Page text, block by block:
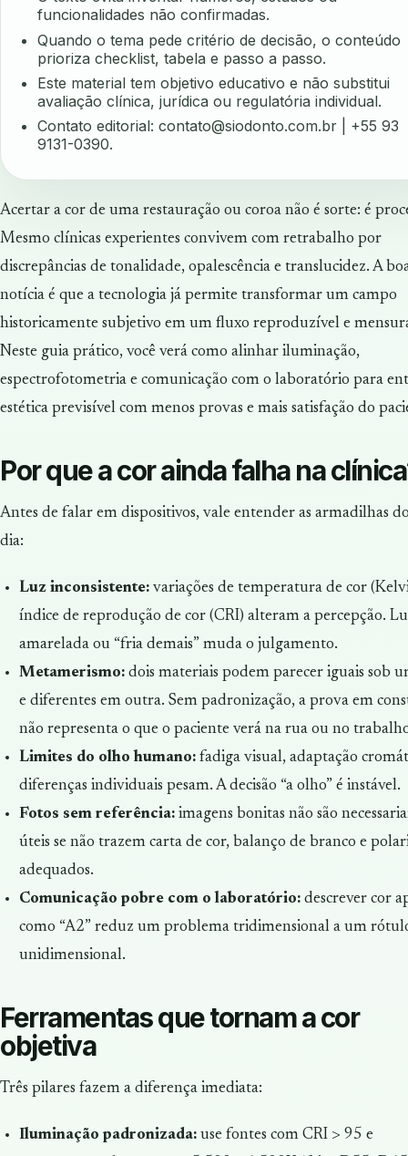
funcionalidades não confirmadas.
Quando o tema pede critério de decisão, o conteúdo
prioriza checklist, tabela e passo a passo.
Este material tem objetivo educativo e não substitui
avaliação clínica, jurídica ou regulatória individual.
Contato editorial:contato@siodonto.com.br | +55 93
9131-0390.
Acertar a cor de uma restauração ou coroa não é sorte: é
Mesmo clínicas experientes convivem com retrabalho por
discrepâncias de tonalidade, opalescência e translucidez. A
notícia é que a tecnologia já permite transformar um campo
historicamente subjetivo em um fluxo reproduzível e
Neste guia prático, você verá como alinhar iluminação,
espectrofotometria e comunicação com o laboratório para
estética previsível com menos provas e mais satisfação do
Por que a cor ainda falha na
Antes de falar em dispositivos, vale entender as armadilhas
dia:
Luz inconsistente:variações de temperatura de cor
índice de reprodução de cor (CRI) alteram a percepção.
amarelada ou “fria demais” muda o julgamento.
Metamerismo:dois materiais podem parecer iguais sob
e diferentes em outra. Sem padronização, a prova em
não representa o que o paciente verá na rua ou no
Limites do olho humano:fadiga visual, adaptação
diferenças individuais pesam. A decisão “a olho” é instável.
Fotos sem referência:imagens bonitas não são
úteis se não trazem carta de cor, balanço de branco e
adequados.
Comunicação pobre com o laboratório:descrever cor
como “A2” reduz um problema tridimensional a um
unidimensional.
Ferramentas que tornam a cor
objetiva
Três pilares fazem a diferença imediata:
Iluminação padronizada:use fontes com CRI > 95 e